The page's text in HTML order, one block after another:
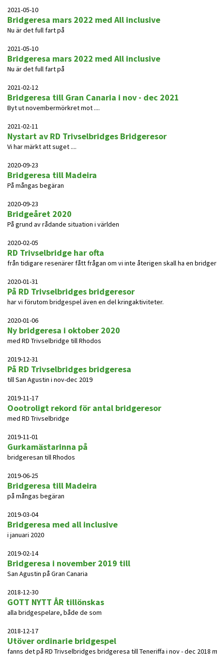
2021-05-10
Bridgeresa mars 2022 med All inclusive
Nu är det full fart på
2021-05-10
Bridgeresa mars 2022 med All inclusive
Nu är det full fart på
2021-02-12
Bridgeresa till Gran Canaria i nov - dec 2021
Byt ut novembermörkret mot ....
2021-02-11
Nystart av RD Trivselbridges Bridgeresor
Vi har märkt att suget ....
2020-09-23
Bridgeresa till Madeira
På mångas begäran
2020-09-23
Bridgeåret 2020
På grund av rådande situation i världen
2020-02-05
RD Trivselbridge har ofta
från tidigare resenärer fått frågan om vi inte återigen skall ha en
2020-01-31
På RD Trivselbridges bridgeresor
har vi förutom bridgespel även en del kringaktiviteter.
2020-01-06
Ny bridgeresa i oktober 2020
med RD Trivselbridge till Rhodos
2019-12-31
På RD Trivselbridges bridgeresa
till San Agustin i nov-dec 2019
2019-11-17
Oootroligt rekord för antal bridgeresor
med RD Trivselbridge
2019-11-01
Gurkamästarinna på
bridgeresan till Rhodos
2019-06-25
Bridgeresa till Madeira
på mångas begäran
2019-03-04
Bridgeresa med all inclusive
i januari 2020
2019-02-14
Bridgeresa i november 2019 till
San Agustin på Gran Canaria
2018-12-30
GOTT NYTT ÅR tillönskas
alla bridgespelare, både de som
2018-12-17
Utöver ordinarie bridgespel
fanns det på RD Trivselbridges bridgeresa till Teneriffa i nov - dec 2018